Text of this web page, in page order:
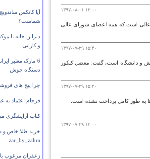
آیا کانکس
شماست؟
دیزاین خانه با
و کارایی
6 مارک معتبر
دستگاه جوش
چرا پیج های
فرجام اعتماد به
کتاب آرایشگری
خرید طلا خاص و
zar_by_zahra
زعفران مرغوب
۱۳۹۷-۰۸-۰۱ ۱۲:۰۰
عالی است که همه اعضای شورای عالی
۱۳۹۷-۰۷-۲۹ ۱۵:۴۰
و دانشگاه است، گفت: معضل کنکور
۱۳۹۷-۰۷-۲۹ ۱۵:۲۰
۱۳۹۷-۰۷-۲۹ ۱۲:۰۰